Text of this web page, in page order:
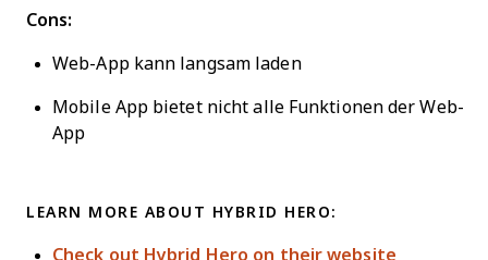
Cons:
Web-App kann langsam laden
Mobile App bietet nicht alle Funktionen der Web-
App
LEARN MORE ABOUT HYBRID HERO:
Check out Hybrid Hero on their website